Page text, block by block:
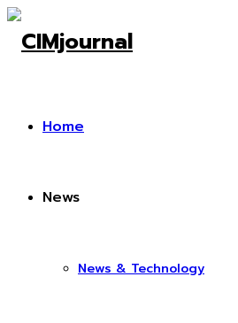
Home
News
News & Technology